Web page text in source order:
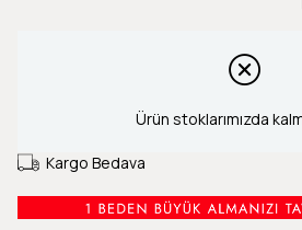
Ürün stoklarımızda
Kargo Bedava